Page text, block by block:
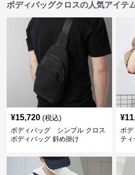
ボディバッグクロスの人気アイテ
¥15,720 (税込)
ボディバッグ シンプル クロス
ボディバッグ 斜め掛け
¥
ボ
テ